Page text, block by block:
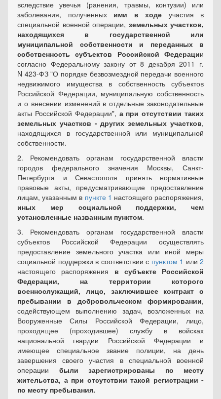
вследствие увечья (ранения, травмы, контузии) или
заболевания, полученных ими в ходе участия в
специальной военной операции, земельных участков,
находящихся в государственной или
муниципальной собственности и переданных в
собственность субъектов Российской Федерации
согласно Федеральному закону от 8 декабря 2011 г.
N 423-ФЗ "О порядке безвозмездной передачи военного
недвижимого имущества в собственность субъектов
Российской Федерации, муниципальную собственность
и о внесении изменений в отдельные законодательные
акты Российской Федерации", а при отсутствии таких
земельных участков - других земельных участков,
находящихся в государственной или муниципальной
собственности.
2. Рекомендовать органам государственной власти
городов федерального значения Москвы, Санкт-
Петербурга и Севастополя принять нормативные
правовые акты, предусматривающие предоставление
лицам, указанным в пункте 1 настоящего распоряжения,
иных мер социальной поддержки, чем
установленные названным пунктом.
3. Рекомендовать органам государственной власти
субъектов Российской Федерации осуществлять
предоставление земельного участка или иной меры
социальной поддержки в соответствии с пунктом 1 или 2
настоящего распоряжения в субъекте Российской
Федерации, на территории которого
военнослужащий, лицо, заключившее контракт о
пребывании в добровольческом формировании,
содействующем выполнению задач, возложенных на
Вооруженные Силы Российской Федерации, лицо,
проходящее (проходившее) службу в войсках
национальной гвардии Российской Федерации и
имеющее специальное звание полиции, на день
завершения своего участия в специальной военной
операции были зарегистрированы по месту
жительства, а при отсутствии такой регистрации -
по месту пребывания.